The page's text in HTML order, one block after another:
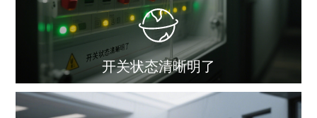
开关状态清晰明了